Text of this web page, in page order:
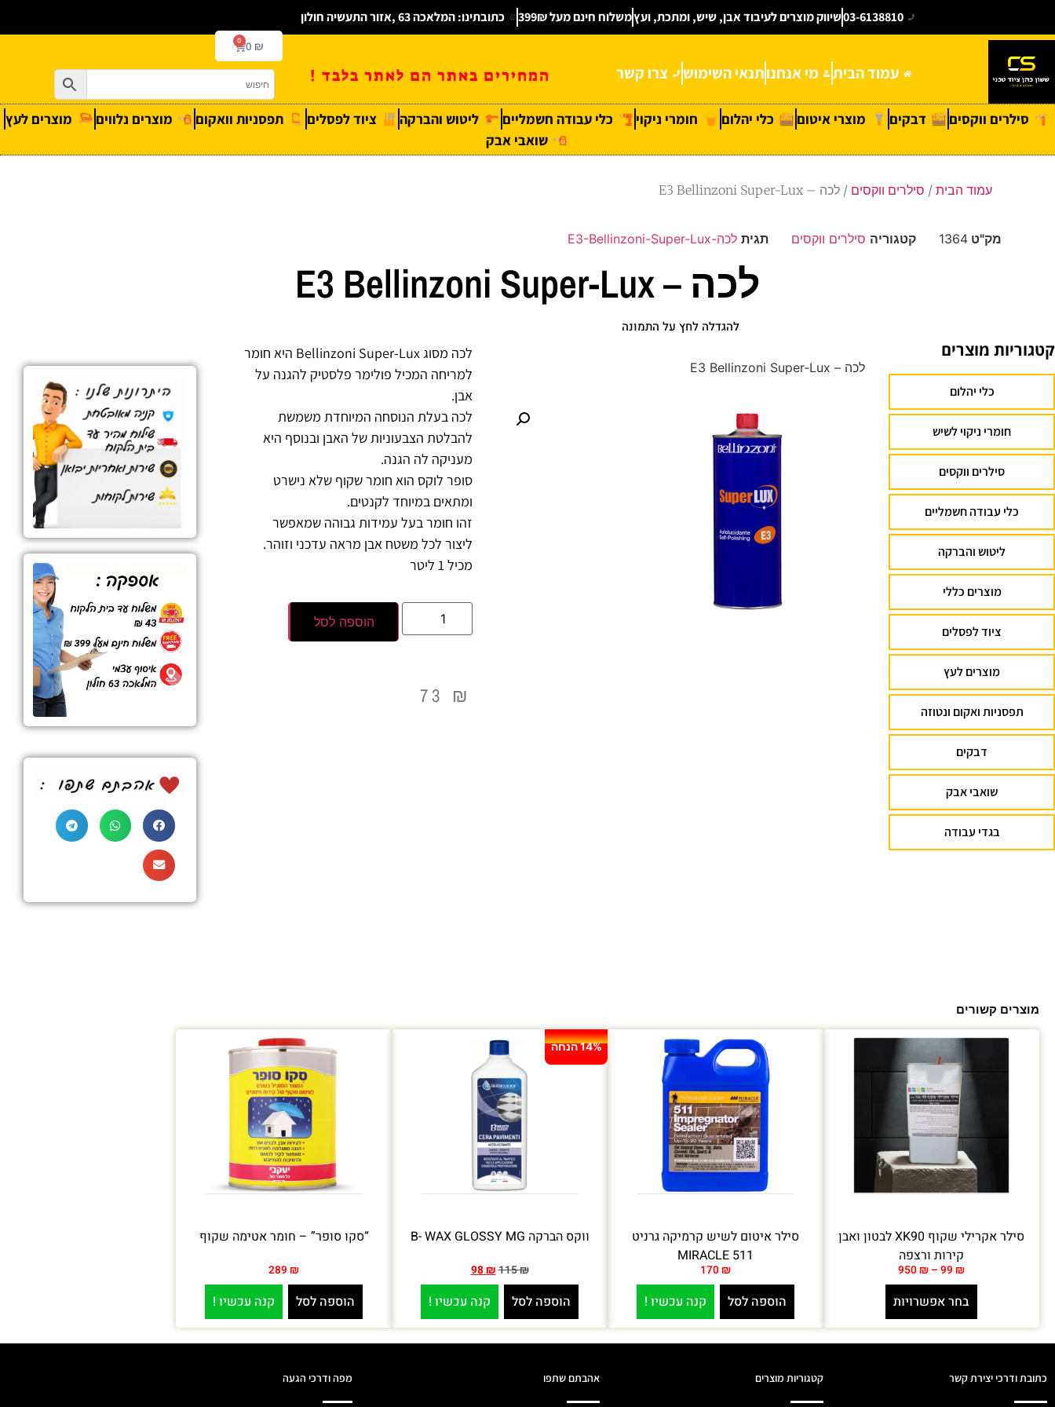
03-6138810שיווק מוצרים לעיבוד אבן, שיש, ומתכת, ועץמשלוח חינם מעל 399₪ כתובתינו: המלאכה 63 ,אזור התעשיה חולון
עמוד הבית מי אנחנותנאי השימוש צרו קשר המחירים באתר הם לאתר בלבד !
0 ₪
0
סילרים ווקסים דבקים מוצרי איטום כלי יהלום חומרי ניקוי כלי עבודה חשמליים ליטוש והברקה ציוד לפסלים תפסניות וואקום מוצרים נלווים
מוצרים לעץ
שואבי אבק
עמוד הבית / סילרים ווקסים / לכה – E3 Bellinzoni Super-Lux
מק"ט 1364 קטגוריה סילרים ווקסים תגית לכה-E3-Bellinzoni-Super-Lux
לכה – E3 Bellinzoni Super-Lux
קטגוריות מוצרים
כלי יהלום
חומרי ניקוי לשיש
סילרים ווקסים
כלי עבודה חשמליים
ליטוש והברקה
מוצרים כללי
ציוד לפסלים
מוצרים לעץ
תפסניות ואקום ונטוזה
דבקים
שואבי אבק
בגדי עבודה
להגדלה לחץ על התמונה
לכה – E3 Bellinzoni Super-Lux
לכה מסוג Bellinzoni Super-Lux היא חומר
למריחה המכיל פולימר פלסטיק להגנה על
אבן.
לכה בעלת הנוסחה המיוחדת משמשת
להבלטת הצבעוניות של האבן ובנוסף היא
מעניקה לה הגנה.
סופר לוקס הוא חומר שקוף שלא נישרט
ומתאים במיוחד לקנטים.
זהו חומר בעל עמידות גבוהה שמאפשר
ליצור לכל משטח אבן מראה עדכני וזוהר.
מכיל 1 ליטר
הוספה לסל
73 ₪
מוצרים קשורים
סילר אקרילי שקוף XK90 לבטון ואבן
קירות ורצפה
99 ₪
–
950 ₪
בחר אפשרויות
סילר איטום לשיש קרמיקה גרניט
MIRACLE 511
170 ₪
הוספה לסל קנה עכשיו !
14% הנחה
ווקס הברקה B- WAX GLOSSY MG
115₪
98₪
הוספה לסל קנה עכשיו !
“סקו סופר” – חומר אטימה שקוף
289 ₪
הוספה לסל קנה עכשיו !
כתובת ודרכי יצירת קשר קטגוריות מוצרים אהבתם שתפו מפה ודרכי הגעה